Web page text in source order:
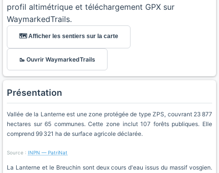
profil altimétrique et téléchargement GPX sur
WaymarkedTrails.
🗺️ Afficher les sentiers sur la carte
🥾 Ouvrir WaymarkedTrails
Présentation
Vallée de la Lanterne est une zone protégée de type ZPS, couvrant 23 877
hectares sur 65 communes. Cette zone inclut 107 forêts publiques. Elle
comprend 99 321 ha de surface agricole déclarée.
Source : INPN — PatriNat
La Lanterne et le Breuchin sont deux cours d'eau issus du massif vosgien.